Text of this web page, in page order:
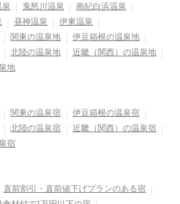
鬼怒川温泉
南紀白浜温泉
昼神温泉
伊東温泉
関東の温泉地
伊豆箱根の温泉地
北陸の温泉地
近畿（関西）の温泉地
地
関東の温泉宿
伊豆箱根の温泉宿
北陸の温泉宿
近畿（関西）の温泉宿
宿
直前割引・直前値下げプランのある宿